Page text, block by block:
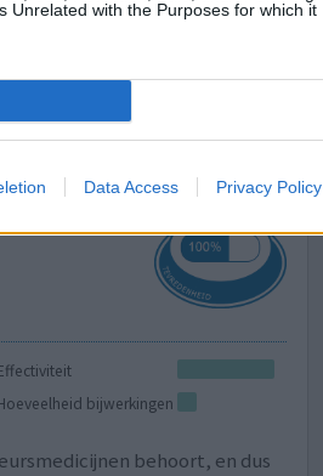
Unrelated with the Purposes for which it
Data Access Privacy Policy
bijwerkingen
behoort, en dus